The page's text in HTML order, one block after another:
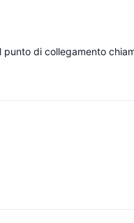
punto di collegamento